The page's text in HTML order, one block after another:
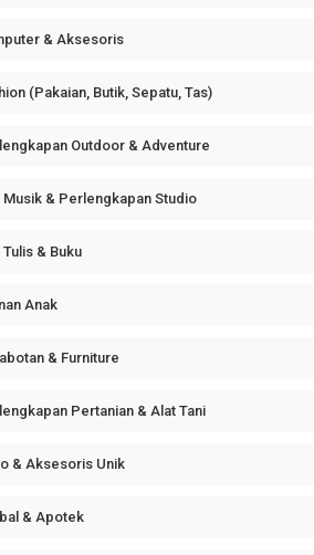
& Aksesoris
(Pakaian, Butik, Sepatu, Tas)
Outdoor & Adventure
& Perlengkapan Studio
& Buku
Anak
& Furniture
Pertanian & Alat Tani
& Aksesoris Unik
& Apotek